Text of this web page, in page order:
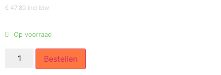
€ 47,80 incl btw
Op voorraad
Bestellen